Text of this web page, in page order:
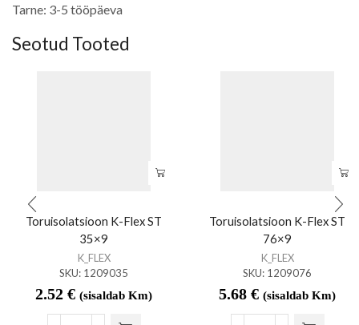
Tarne: 3-5 tööpäeva
Seotud Tooted
Toruisolatsioon K-Flex ST
35×9
K_FLEX
SKU: 1209035
2.52 € (sisaldab Km)
Toruisolatsioon K-Flex ST
76×9
K_FLEX
SKU: 1209076
5.68 € (sisaldab Km)